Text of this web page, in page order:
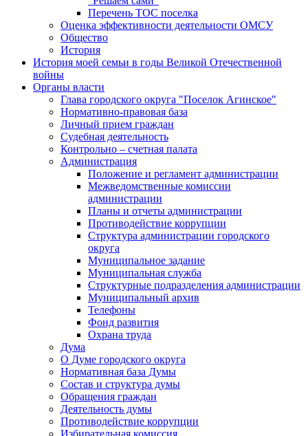
Перечень ТОС поселка
Оценка эффективности деятельности ОМСУ
Общество
История
История моей семьи в годы Великой Отечественной
войны
Органы власти
Глава городского округа "Поселок Агинское"
Нормативно-правовая база
Личный прием граждан
Судебная деятельность
Контрольно – счетная палата
Администрация
Положение и регламент администрации
Межведомственные комиссии
администрации
Планы и отчеты администрации
Противодействие коррупции
Структура администрации городского
округа
Муниципальное задание
Муниципальная служба
Структурные подразделения администрации
Муниципальный архив
Телефоны
Фонд развития
Охрана труда
Дума
О Думе городского округа
Нормативная база Думы
Состав и структура думы
Обращения граждан
Деятельность думы
Противодействие коррупции
Избирательная комиссия